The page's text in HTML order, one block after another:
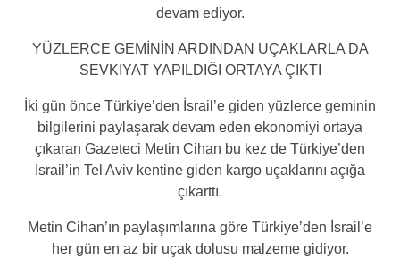
devam ediyor.
YÜZLERCE GEMİNİN ARDINDAN UÇAKLARLA DA
SEVKİYAT YAPILDIĞI ORTAYA ÇIKTI
İki gün önce Türkiye’den İsrail’e giden yüzlerce geminin
bilgilerini paylaşarak devam eden ekonomiyi ortaya
çıkaran Gazeteci Metin Cihan bu kez de Türkiye’den
İsrail’in Tel Aviv kentine giden kargo uçaklarını açığa
çıkarttı.
Metin Cihan’ın paylaşımlarına göre Türkiye’den İsrail’e
her gün en az bir uçak dolusu malzeme gidiyor.